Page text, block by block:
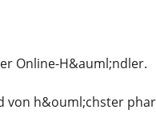
Online-H&auml;ndler.
h&ouml;chster